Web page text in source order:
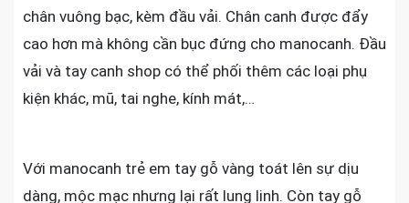
chân vuông bạc, kèm đầu vải. Chân canh được đẩy
cao hơn mà không cần bục đứng cho manocanh. Đầu
vải và tay canh shop có thể phối thêm các loại phụ
kiện khác, mũ, tai nghe, kính mát,…
Với manocanh trẻ em tay gỗ vàng toát lên sự dịu
dàng, mộc mạc nhưng lại rất lung linh. Còn tay gỗ